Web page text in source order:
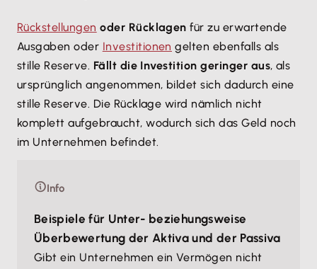
Rückstellungen oder Rücklagen für zu erwartende
Ausgaben oder Investitionen gelten ebenfalls als
stille Reserve. Fällt die Investition geringer aus, als
ursprünglich angenommen, bildet sich dadurch eine
stille Reserve. Die Rücklage wird nämlich nicht
komplett aufgebraucht, wodurch sich das Geld noch
im Unternehmen befindet.
Info
Beispiele für Unter- beziehungsweise
Überbewertung der Aktiva und der Passiva
Gibt ein Unternehmen ein Vermögen nicht